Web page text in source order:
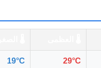
29°C
19°C